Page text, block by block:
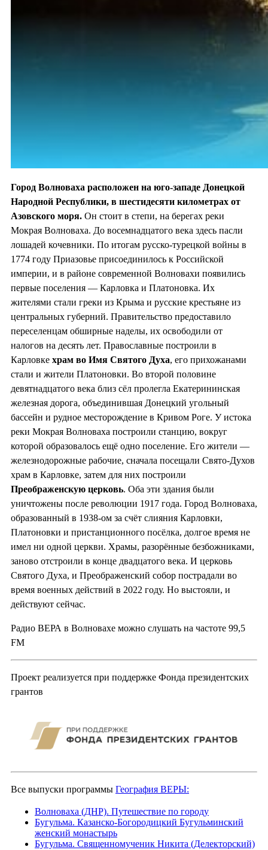
Город Волноваха расположен на юго-западе Донецкой
Народной Республики, в шестидесяти километрах от
Азовского моря. Он стоит в степи, на берегах реки
Мокрая Волноваха. До восемнадцатого века здесь пасли
лошадей кочевники. По итогам русско-турецкой войны в
1774 году Приазовье присоединилось к Российской
империи, и в районе современной Волновахи появились
первые поселения — Карловка и Платоновка. Их
жителями стали греки из Крыма и русские крестьяне из
центральных губерний. Правительство предоставило
переселенцам обширные наделы, их освободили от
налогов на десять лет. Православные построили в
Карловке храм во Имя Святого Духа, его прихожанами
стали и жители Платоновки. Во второй половине
девятнадцатого века близ сёл пролегла Екатерининская
железная дорога, объединившая Донецкий угольный
бассейн и рудное месторождение в Кривом Роге. У истока
реки Мокрая Волноваха построили станцию, вокруг
которой образовалось ещё одно поселение. Его жители —
железнодорожные рабочие, сначала посещали Свято-Духов
храм в Карловке, затем для них построили
Преображенскую церковь. Оба эти здания были
уничтожены после революции 1917 года. Город Волноваха,
образованный в 1938-ом за счёт слияния Карловки,
Платоновки и пристанционного посёлка, долгое время не
имел ни одной церкви. Храмы, разорённые безбожниками,
заново отстроили в конце двадцатого века. И церковь
Святого Духа, и Преображенский собор пострадали во
время военных действий в 2022 году. Но выстояли, и
действуют сейчас.
Радио ВЕРА в Волновахе можно слушать на частоте 99,5
FM
Проект реализуется при поддержке Фонда президентских
грантов
Все выпуски программы География ВЕРЫ:
Волноваха (ДНР). Путешествие по городу
Бугульма. Казанско-Богородицкий Бугульминский
женский монастырь
Бугульма. Священномученик Никита (Делекторский)